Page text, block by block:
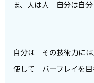
ま、人は人 自分は自
自分は その技術力に
使して パープレイを目